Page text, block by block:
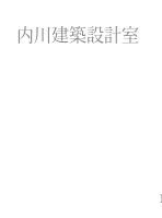
内川建築設計室